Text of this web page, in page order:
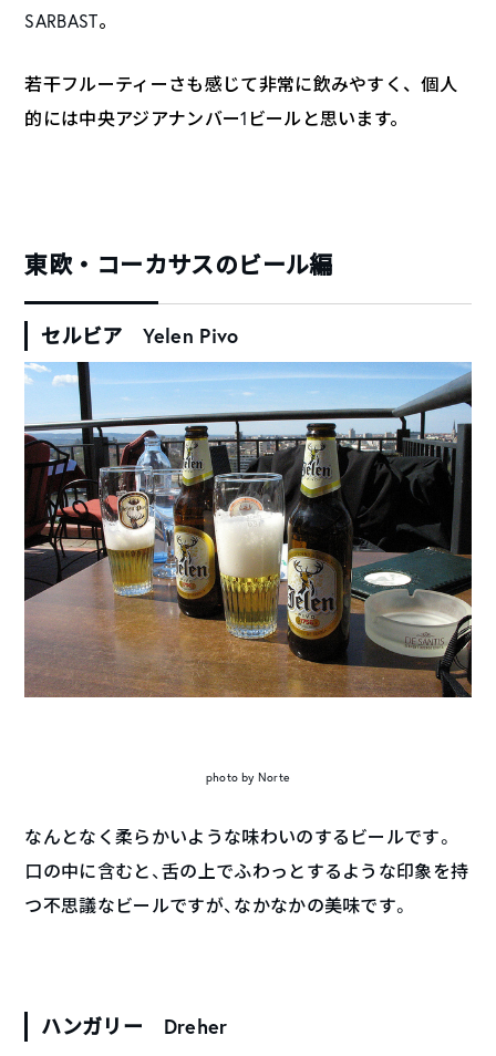
SARBAST。
若干フルーティーさも感じて非常に飲みやすく、個人
的には中央アジアナンバー1 ビールと思います。
東欧・コーカサスのビール編
セルビア Yelen Pivo
photo by Norte
なんとなく柔らかいような味わいのするビールです。
口の中に含むと、舌の上でふわっとするような印象を持
つ不思議なビールですが、なかなかの美味です。
ハンガリー Dreher